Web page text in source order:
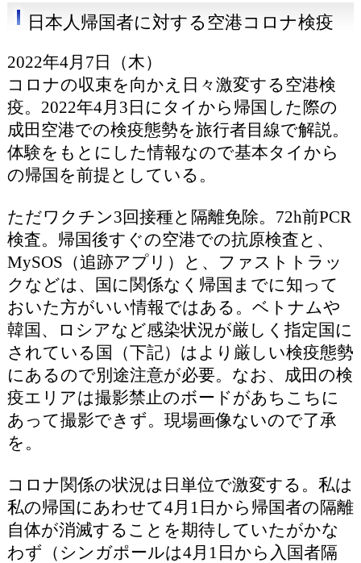
日本人帰国者に対する空港コロナ検疫
2022年4月7日（木）
コロナの収束を向かえ日々激変する空港検
疫。2022年4月3日にタイから帰国した際の
成田空港での検疫態勢を旅行者目線で解説。
体験をもとにした情報なので基本タイから
の帰国を前提としている。
ただワクチン3回接種と隔離免除。72h前PCR
検査。帰国後すぐの空港での抗原検査と、
MySOS（追跡アプリ）と、ファストトラッ
クなどは、国に関係なく帰国までに知って
おいた方がいい情報ではある。ベトナムや
韓国、ロシアなど感染状況が厳しく指定国に
されている国（下記）はより厳しい検疫態勢
にあるので別途注意が必要。なお、成田の検
疫エリアは撮影禁止のボードがあちこちに
あって撮影できず。現場画像ないので了承
を。
コロナ関係の状況は日単位で激変する。私は
私の帰国にあわせて4月1日から帰国者の隔離
自体が消滅することを期待していたがかな
わず（シンガポールは4月1日から入国者隔